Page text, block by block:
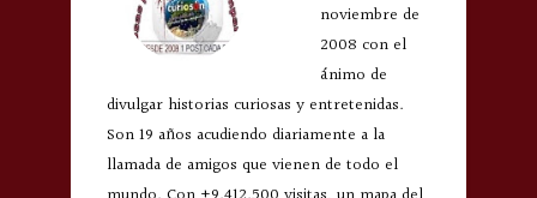
noviembre de
2008 con el
ánimo de
divulgar historias curiosas y entretenidas.
Son 19 años acudiendo diariamente a la
llamada de amigos que vienen de todo el